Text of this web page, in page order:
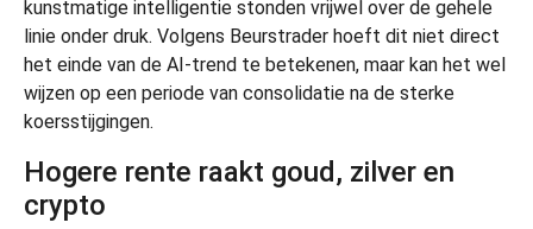
kunstmatige intelligentie stonden vrijwel over de gehele
linie onder druk. Volgens Beurstrader hoeft dit niet direct
het einde van de AI-trend te betekenen, maar kan het wel
wijzen op een periode van consolidatie na de sterke
koersstijgingen.
Hogere rente raakt goud, zilver en
crypto